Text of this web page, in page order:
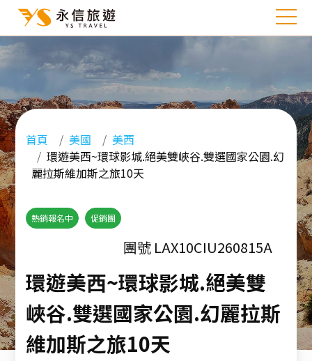
首頁 美國
美西
環遊美西~環球影城.絕美雙峽谷.雙選國家公園.幻
麗拉斯維加斯之旅10天
熱銷報名中 促銷團
團號 LAX10CIU260815A
環遊美西~環球影城.絕美雙
峽谷.雙選國家公園.幻麗拉斯
維加斯之旅10天